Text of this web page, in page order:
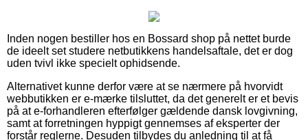
Inden nogen bestiller hos en Bossard shop på nettet burde
de ideelt set studere netbutikkens handelsaftale, det er dog
uden tvivl ikke specielt ophidsende.
Alternativet kunne derfor være at se nærmere på hvorvidt
webbutikken er e-mærke tilsluttet, da det generelt er et bevis
på at e-forhandleren efterfølger gældende dansk lovgivning,
samt at forretningen hyppigt gennemses af eksperter der
forstår reglerne. Desuden tilbydes du anledning til at få